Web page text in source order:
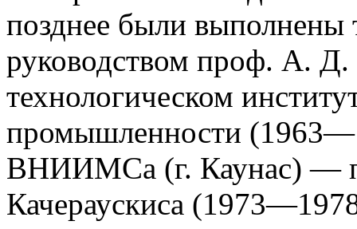
позднее были выполнены
руководством проф. А.
технологическом
промышленности
ВНИИМСа (г. Каунас) —
Качераускиса